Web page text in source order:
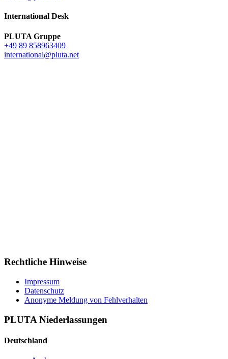
International Desk
PLUTA Gruppe
+49 89 858963409
international@pluta.net
Rechtliche Hinweise
Impressum
Datenschutz
Anonyme Meldung von Fehlverhalten
PLUTA Niederlassungen
Deutschland